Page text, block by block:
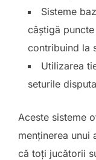
Sisteme
câștigă
contribuind la
Utilizarea
seturile
Aceste sisteme
menținerea unui
că toți jucătorii